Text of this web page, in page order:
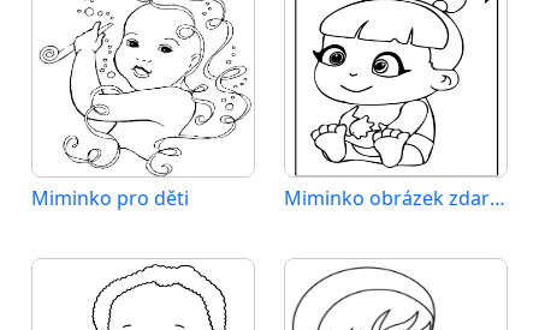
Miminko pro děti Miminko obrázek zdarma